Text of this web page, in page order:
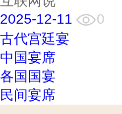
2025-12-11
0
古代宫廷宴
中国宴席
各国国宴
民间宴席